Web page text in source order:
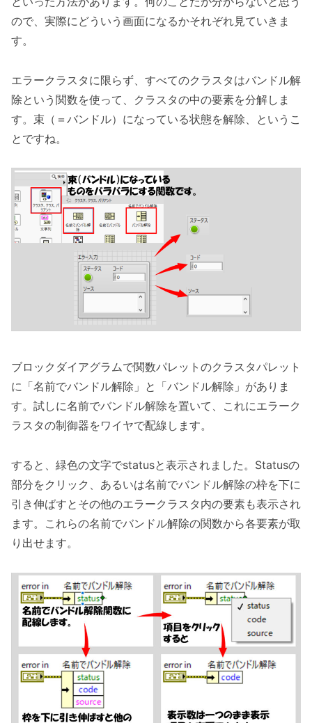
ので、実際にどういう画面になるかそれぞれ見ていきま
す。
エラークラスタに限らず、すべてのクラスタはバンドル解
除という関数を使って、クラスタの中の要素を分解しま
す。束（＝バンドル）になっている状態を解除、というこ
とですね。
ブロックダイアグラムで関数パレットのクラスタパレット
に「名前でバンドル解除」と「バンドル解除」がありま
す。試しに名前でバンドル解除を置いて、これにエラーク
ラスタの制御器をワイヤで配線します。
すると、緑色の文字でstatusと表示されました。Statusの
部分をクリック、あるいは名前でバンドル解除の枠を下に
引き伸ばすとその他のエラークラスタ内の要素も表示され
ます。これらの名前でバンドル解除の関数から各要素が取
り出せます。